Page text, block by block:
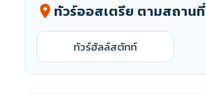
location_on ทัวร์ออสเตรีย ตามสถานที่
ทัวร์ฮัลล์สตัทท์